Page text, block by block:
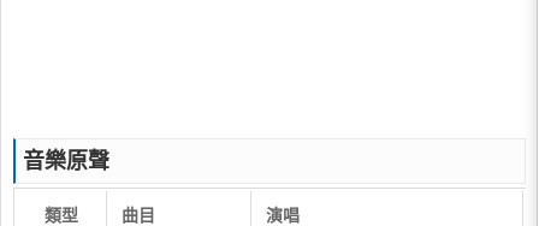
音樂原聲
類型 曲目 演唱